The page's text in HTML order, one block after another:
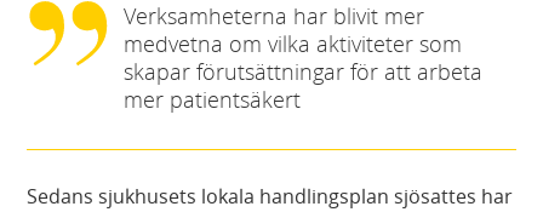
Verksamheterna har blivit mer
medvetna om vilka aktiviteter som
skapar förutsättningar för att arbeta
mer patientsäkert
Sedans sjukhusets lokala handlingsplan sjösattes har